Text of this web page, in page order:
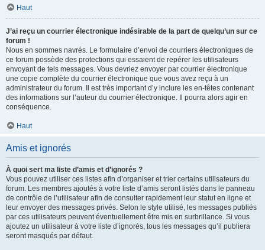
Haut
J’ai reçu un courrier électronique indésirable de la part de quelqu’un sur ce
forum !
Nous en sommes navrés. Le formulaire d’envoi de courriers électroniques de
ce forum possède des protections qui essaient de repérer les utilisateurs
envoyant de tels messages. Vous devriez envoyer par courrier électronique
une copie complète du courrier électronique que vous avez reçu à un
administrateur du forum. Il est très important d’y inclure les en-têtes contenant
des informations sur l’auteur du courrier électronique. Il pourra alors agir en
conséquence.
Haut
Amis et ignorés
À quoi sert ma liste d’amis et d’ignorés ?
Vous pouvez utiliser ces listes afin d’organiser et trier certains utilisateurs du
forum. Les membres ajoutés à votre liste d’amis seront listés dans le panneau
de contrôle de l’utilisateur afin de consulter rapidement leur statut en ligne et
leur envoyer des messages privés. Selon le style utilisé, les messages publiés
par ces utilisateurs peuvent éventuellement être mis en surbrillance. Si vous
ajoutez un utilisateur à votre liste d’ignorés, tous les messages qu’il publiera
seront masqués par défaut.